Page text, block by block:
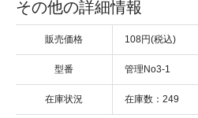
その他の詳細情報
販売価格 108円(税込)
型番 管理No3-1
在庫状況 在庫数：249